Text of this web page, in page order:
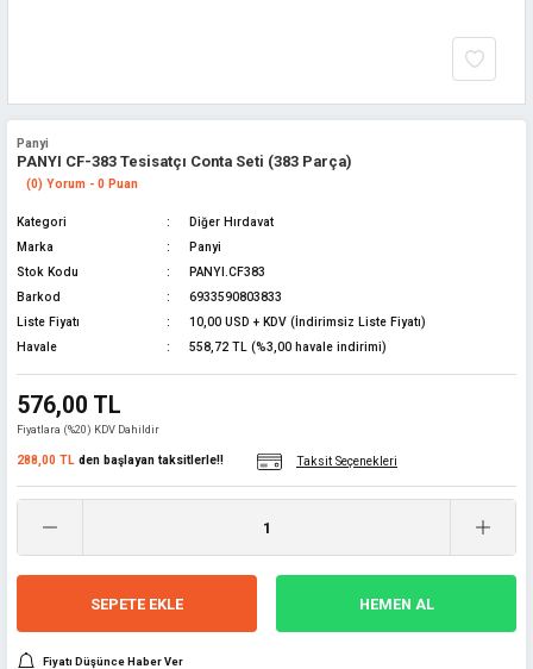
Panyi
PANYI CF-383 Tesisatçı Conta Seti (383 Parça)
(0) Yorum - 0 Puan
Kategori
Diğer Hırdavat
Marka
Panyi
Stok Kodu
PANYI.CF383
Barkod
6933590803833
Liste Fiyatı
10,00 USD + KDV (İndirimsiz Liste Fiyatı)
Havale
558,72 TL (%3,00 havale indirimi)
576,00 TL
Fiyatlara (%20) KDV Dahildir
288,00 TL den başlayan taksitlerle!! Taksit Seçenekleri
SEPETE EKLE HEMEN AL
Fiyatı Düşünce Haber Ver